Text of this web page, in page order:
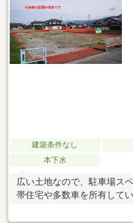
建築条件なし
本下水
広い土地なので、駐車場ス
帯住宅や多数車を所有して